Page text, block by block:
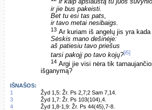
ir kaip apsiaustą tu juos
ir jie bus pakeisti.
Bet tu esi tas pats,
ir tavo metai nesibaigs.
13 Ar kuriam iš angelų jis yra
Sėskis mano dešinėje:
aš patiesiu tavo priešus
tarsi pakojį po tavo kojų?[i5]
14 Argi jie visi nėra tik
išganymą?
IŠNAŠOS:
1
Žyd 1,5: Žr. Ps 2,7;2 Sam 7,14.
3
Žyd 1,7: Žr. Ps 103(104),4.
4
Žyd 1,8-1,9: Žr. Ps 44(45),7-8.